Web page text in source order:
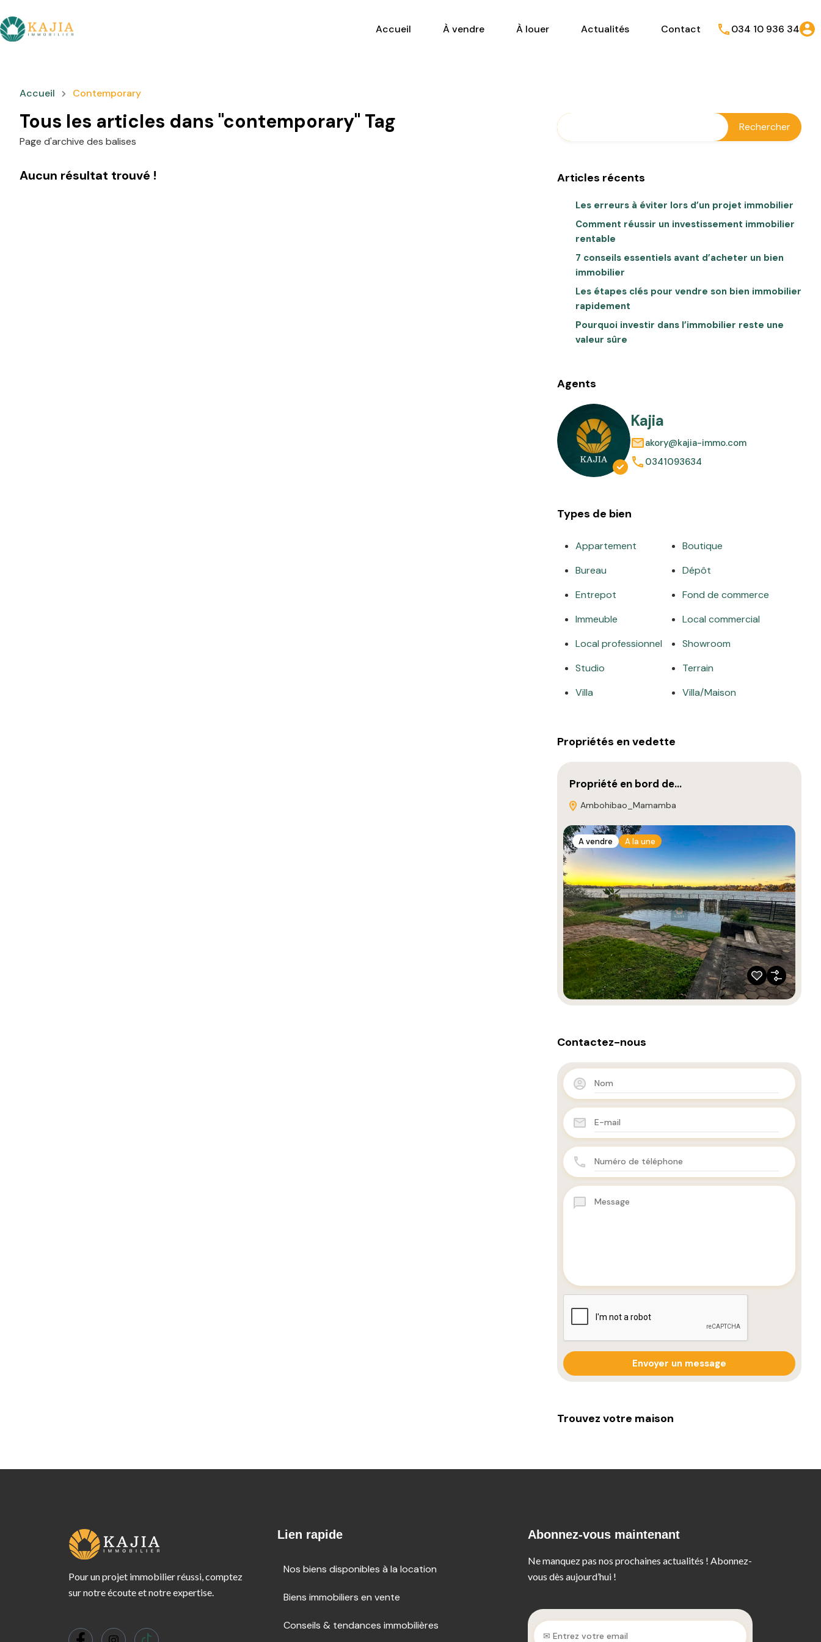
Accueil À vendre À louer Actualités Contact 034 10 936 34
Accueil Contemporary
Tous les articles dans "contemporary" Tag
Page d'archive des balises
Aucun résultat trouvé ! Articles récents
Les erreurs à éviter lors d’un projet immobilier
Comment réussir un investissement immobilier
rentable
7 conseils essentiels avant d’acheter un bien
immobilier
Les étapes clés pour vendre son bien immobilier
rapidement
Pourquoi investir dans l’immobilier reste une
valeur sûre
Agents
Kajia
akory@kajia-immo.com
0341093634
Types de bien
Appartement
Boutique
Bureau
Dépôt
Entrepot
Fond de commerce
Immeuble
Local commercial
Local professionnel
Showroom
Studio
Terrain
Villa
Villa/Maison
Propriétés en vedette
Propriété en bord de…
Ambohibao_Mamamba
A vendre A la une
Contactez-nous
Trouvez votre maison
Pour un projet immobilier réussi, comptez
sur notre écoute et notre expertise.
Lien rapide
Nos biens disponibles à la location
Biens immobiliers en vente
Conseils & tendances immobilières
Abonnez-vous maintenant
Ne manquez pas nos prochaines actualités ! Abonnez-
vous dès aujourd’hui !